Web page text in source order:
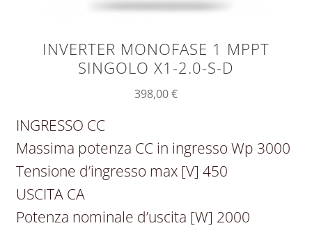
INVERTER MONOFASE 1 MPPT
SINGOLO X1-2.0-S-D
398,00€
INGRESSO CC
Massima potenza CC in ingresso Wp 3000
Tensione d’ingresso max [V] 450
USCITA CA
Potenza nominale d’uscita [W] 2000